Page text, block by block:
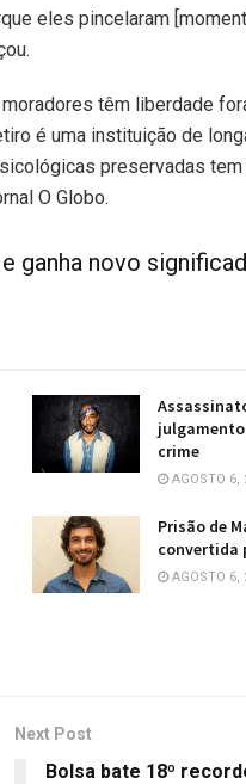
eles pincelaram
têm liberdade
é uma instituição de
preservadas
O Globo.
ganha novo
julgamento
crime
AGOSTO 6,
Prisão de
convertida
AGOSTO 6,
Next Post
Bolsa bate 18º